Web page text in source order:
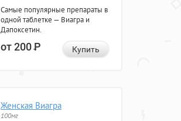
Самые популярные препараты в
одной таблетке — Виагра и
Дапоксетин.
от 200Р Купить
Женская Виагра
100мг